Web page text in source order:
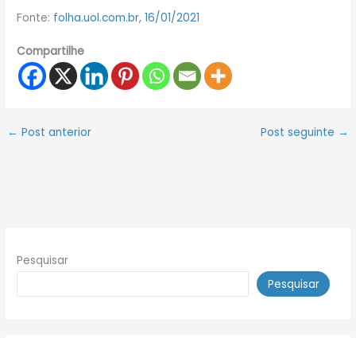
Fonte: folha.uol.com.br, 16/01/2021
Compartilhe
← Post anterior Post seguinte →
Pesquisar
Pesquisar